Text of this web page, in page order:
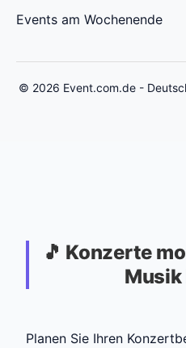
Events am Wochenende
© 2026 Event.com.de -
🎵 Konzerte
Musik
Planen Sie Ihren